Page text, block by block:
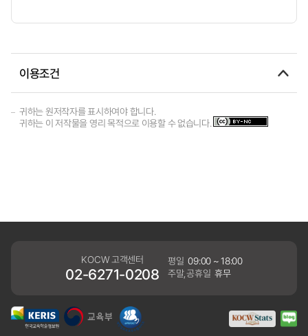
이용조건
귀하는 원저작자를 표시하여야 합니다.
귀하는 이 저작물을 영리 목적으로 이용할 수 없습니다.
KOCW 고객센터
02-6271-0208
평일 09:00 ~ 18:00
주말,공휴일 휴무